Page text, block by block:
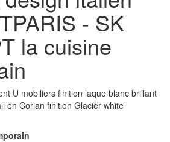
- SK
la cuisine
U mobiliers finition laque blanc brillant
en Corian finition Glacier white